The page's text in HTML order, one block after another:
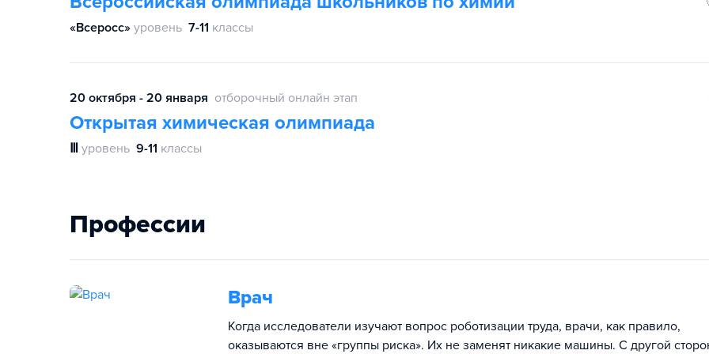
«Всеросс» уровень 7-11 классы
20 октября - 20 января отборочный онлайн этап
Открытая химическая олимпиада
Ⅲ уровень 9-11 классы
Профессии
Врач
Когда исследователи изучают вопрос роботизации труда, врачи, как правило,
оказываются вне «группы риска». Их не заменят никакие машины. С другой